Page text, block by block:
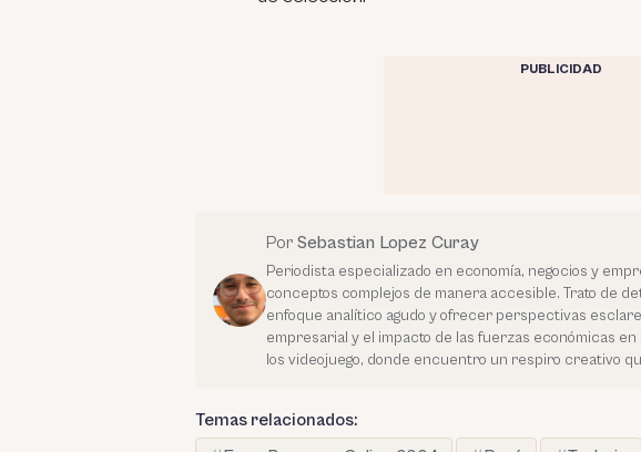
PUBLICIDAD
Por Sebastian Lopez Curay
Periodista especializado en economía, negocios y
conceptos complejos de manera accesible. Trato de
enfoque analítico agudo y ofrecer perspectivas
empresarial y el impacto de las fuerzas económicas
los videojuego, donde encuentro un respiro creativo
Temas relacionados: